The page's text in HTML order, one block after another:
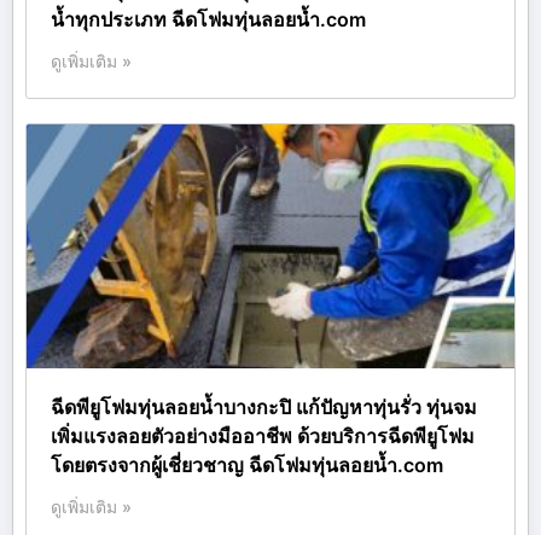
น้ำทุกประเภท ฉีดโฟมทุ่นลอยน้ำ.com
ดูเพิ่มเติม »
ฉีดพียูโฟมทุ่นลอยน้ำบางกะปิ แก้ปัญหาทุ่นรั่ว ทุ่นจม
เพิ่มแรงลอยตัวอย่างมืออาชีพ ด้วยบริการฉีดพียูโฟม
โดยตรงจากผู้เชี่ยวชาญ ฉีดโฟมทุ่นลอยน้ำ.com
ดูเพิ่มเติม »